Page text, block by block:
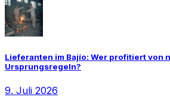
Lieferanten im Bajío: Wer profitiert von
Ursprungsregeln?
9. Juli 2026